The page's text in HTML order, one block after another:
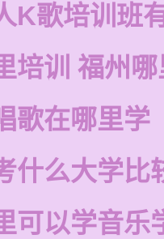
K歌培训班
培训 福州
歌在哪里学
什么大学比
可以学音乐